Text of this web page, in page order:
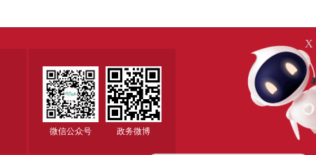
微信公众号 政务微博
X